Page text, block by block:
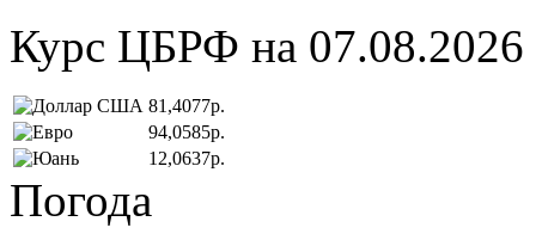
Курс ЦБРФ на 07.08.2026
81,4077р.
94,0585р.
12,0637р.
Погода